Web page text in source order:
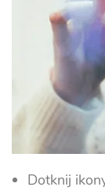
Dotknij